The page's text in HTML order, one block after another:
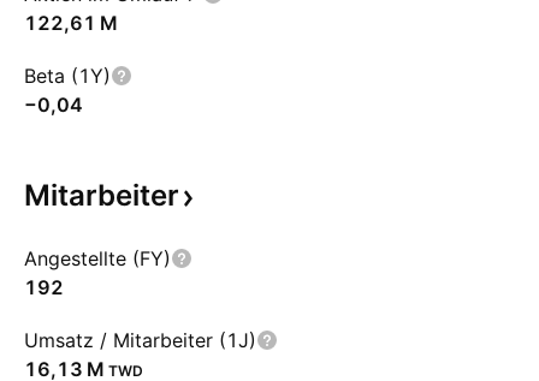
‪122,61 M‬
Beta (1Y)
−0,04
Mitarbeiter
Angestellte (FY)
192
Umsatz / Mitarbeiter (1J)
‪16,13 M‬ TWD